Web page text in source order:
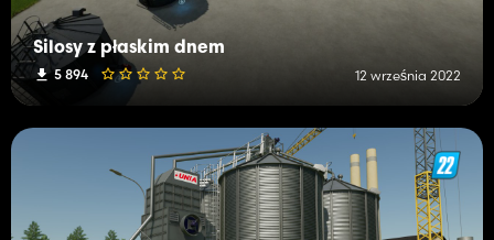
Silosy z płaskim dnem
5 894 12 września 2022